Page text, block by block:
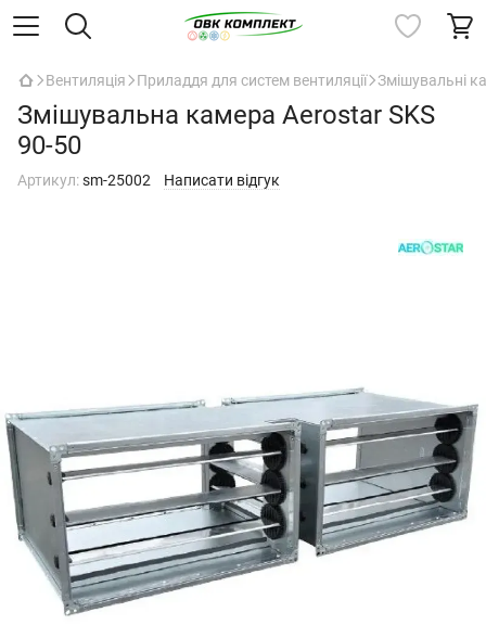
Вентиляція Приладдя для систем вентиляції Змішувальні
Змішувальна камера Aerostar SKS
90-50
Артикул:sm-25002 Написати відгук